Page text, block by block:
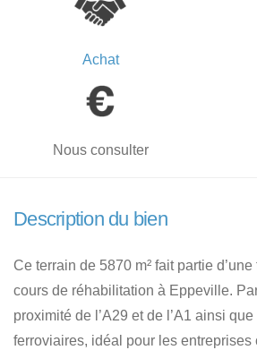
Achat
Nous consulter
Description du bien
Ce terrain de 5870 m² fait partie
cours de réhabilitation à Eppeville.
proximité de l’A29 et de l’A1 ainsi
ferroviaires, idéal pour les entreprises